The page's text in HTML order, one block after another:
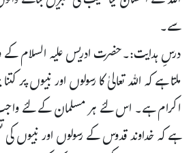
سے۔
درسِ ہدایت:۔حضرت ادریس علیہ السلام کے
ملتا ہے کہ اللہ تعالیٰ کا رسولوں اور نبیوں پر
اکرام ہے۔ اس لئے ہر مسلمان کے لئے واجب
ہے کہ خداوند قدوس کے رسولوں اور نبیوں کی